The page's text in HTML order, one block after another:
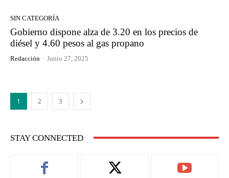
SIN CATEGORÍA
Gobierno dispone alza de 3.20 en los precios de
diésel y 4.60 pesos al gas propano
Redacción - Junio 27, 2025
1 2 3
STAY CONNECTED